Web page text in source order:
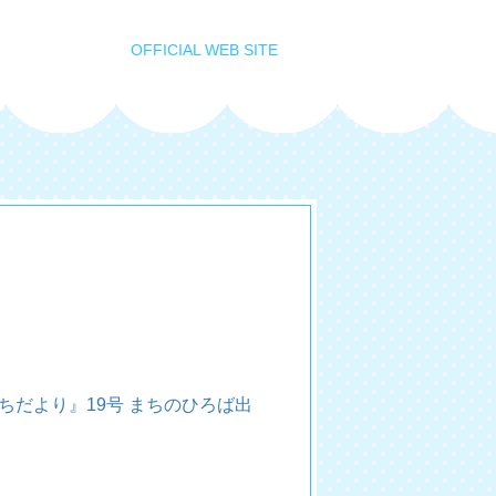
OFFICIAL WEB SITE
だより』19号 まちのひろば出